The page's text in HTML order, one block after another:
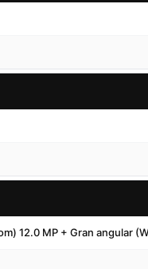
12.0 MP + Gran angular